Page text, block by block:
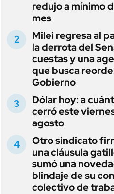
redujo a mínimo
mes
Milei regresa al
la derrota del
cuestas y una
que busca
Gobierno
Dólar hoy: a
cerró este
agosto
Otro sindicato
una cláusula
sumó una
blindaje de su
colectivo de